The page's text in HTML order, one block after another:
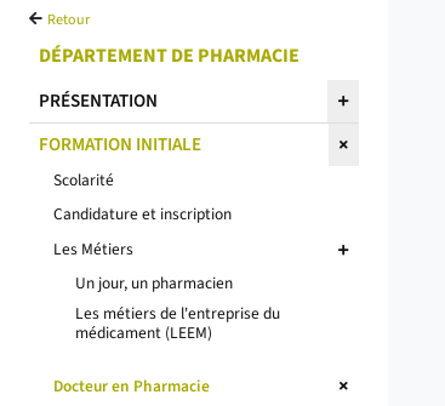
Retour
DÉPARTEMENT DE PHARMACIE
PRÉSENTATION
FORMATION INITIALE
Scolarité
Candidature et inscription
Les Métiers
Un jour, un pharmacien
Les métiers de l'entreprise du
médicament (LEEM)
Docteur en Pharmacie